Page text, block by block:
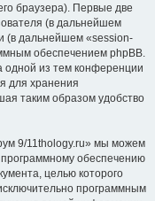
браузера). Первые две
(в дальнейшем
(в дальнейшем «session-
обеспечением phpBB.
одной из тем конференции
для хранения
таким образом удобство
9/11thology.ru» мы можем
обеспечению
целью которого
программным